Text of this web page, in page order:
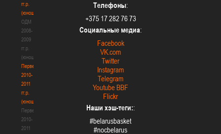
гг.р.
(юноши)
ОДМ
2008-
2009
гг.р.
(юноши)
Первенство
2010-
2011
гг.р.
(юноши)
Первенство
2010-
2011
Телефоны:
+375 17 282 76 73
Социальные медиа:
Facebook
VK.com
Twitter
Instagram
Telegram
Youtube BBF
Flickr
Наши хэш-теги::
#belarusbasket
#nocbelarus